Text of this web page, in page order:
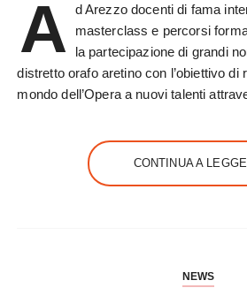
A
d Arezzo docenti di fama
masterclass e percorsi
la partecipazione di grandi
distretto orafo aretino con l’obiettivo di
mondo dell’Opera a nuovi talenti
CONTINUA A
NEWS